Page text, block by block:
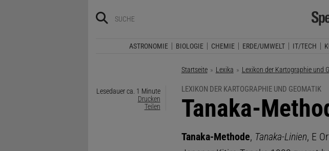
ASTRONOMIE BIOLOGIE CHEMIE ERDE/UMWELT IT/TECH
Startseite Lexika Lexikon der Kartographie und
Lesedauer ca. 1 Minute
Drucken
Teilen
LEXIKON DER KARTOGRAPHIE UND GEOMATIK
:
Tanaka-
Tanaka-Methode, Tanaka-Linien, E